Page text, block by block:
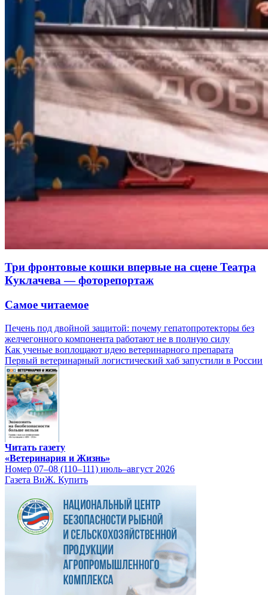
Три фронтовые кошки впервые на сцене Театра
Куклачева — фоторепортаж
Самое читаемое
Печень под двойной защитой: почему гепатопротекторы без
желчегонного компонента работают не в полную силу
Как ученые воплощают идею ветеринарного препарата
Первый ветеринарный логистический хаб запустили в России
Читать газету
«Ветеринария и Жизнь»
Номер 07–08 (110–111) июль–август 2026
Газета ВиЖ. Купить